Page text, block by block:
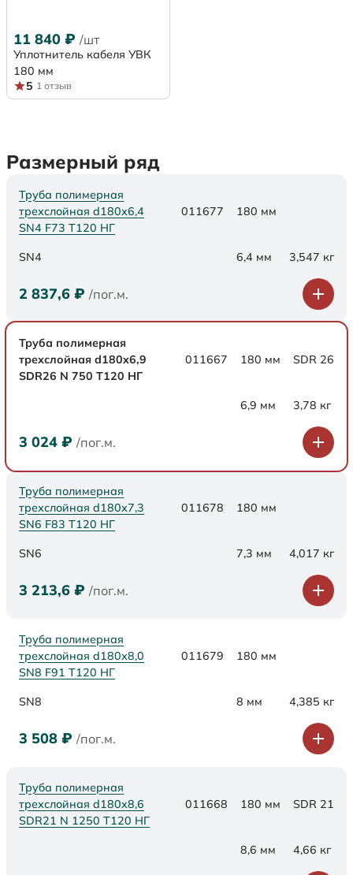
11 840 ₽ /шт
Уплотнитель кабеля УВК
180 мм
5 1 отзыв
Размерный ряд
Труба полимерная
трехслойная d180х6,4
SN4 F73 Т120 НГ
011677 180 мм
SN4 6,4 мм 3,547 кг
2 837,6 ₽ /пог.м.
Труба полимерная
трехслойная d180x6,9
SDR26 N 750 Т120 НГ
011667 180 мм SDR 26
6,9 мм 3,78 кг
3 024 ₽ /пог.м.
Труба полимерная
трехслойная d180х7,3
SN6 F83 Т120 НГ
011678 180 мм
SN6 7,3 мм 4,017 кг
3 213,6 ₽ /пог.м.
Труба полимерная
трехслойная d180х8,0
SN8 F91 Т120 НГ
011679 180 мм
SN8 8 мм 4,385 кг
3 508 ₽ /пог.м.
Труба полимерная
трехслойная d180x8,6
SDR21 N 1250 Т120 НГ
011668 180 мм SDR 21
8,6 мм 4,66 кг